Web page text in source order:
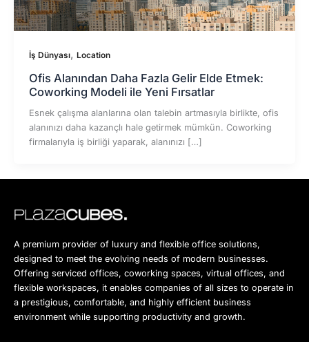
İş Dünyası, Location
Ofis Alanından Daha Fazla Gelir Elde Etmek:
Coworking Modeli ile Yeni Fırsatlar
Esnek çalışma alanlarına olan talebin artmasıyla birlikte, ofis
alanınızı daha kazançlı hale getirmek mümkün. Coworking
firmalarıyla iş birliği yaparak, alanınızı […]
A premium provider of luxury and flexible office solutions,
designed to meet the evolving needs of modern businesses.
Offering serviced offices, coworking spaces, virtual offices, and
flexible workspaces, it enables companies of all sizes to operate in
a prestigious, comfortable, and highly efficient business
environment while supporting productivity and growth.